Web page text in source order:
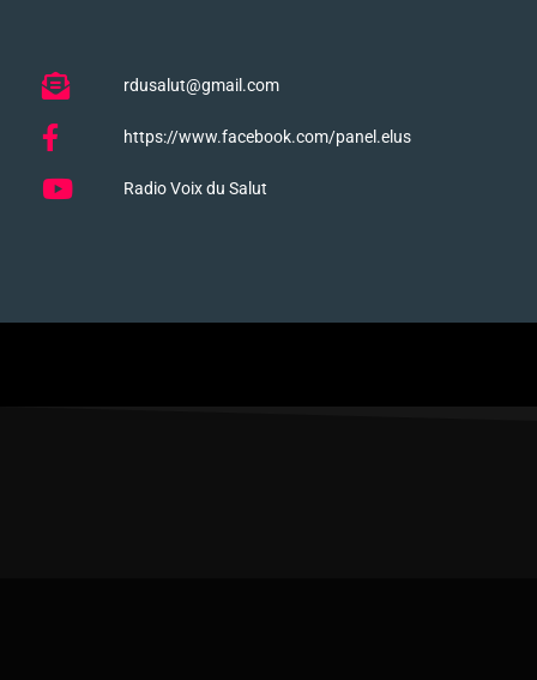
rdusalut@gmail.com
https://www.facebook.com/panel.elus
Radio Voix du Salut